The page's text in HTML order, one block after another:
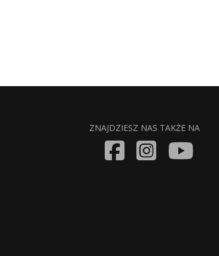
ZNAJDZIESZ NAS TAKŻE NA